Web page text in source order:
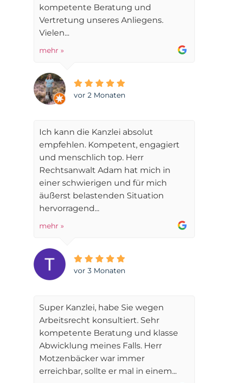
kompetente Beratung und
Vertretung unseres Anliegens.
Vielen...
mehr »
vor 2 Monaten
Ich kann die Kanzlei absolut
empfehlen. Kompetent, engagiert
und menschlich top. Herr
Rechtsanwalt Adam hat mich in
einer schwierigen und für mich
äußerst belastenden Situation
hervorragend...
mehr »
vor 3 Monaten
Super Kanzlei, habe Sie wegen
Arbeitsrecht konsultiert. Sehr
kompetente Beratung und klasse
Abwicklung meines Falls. Herr
Motzenbäcker war immer
erreichbar, sollte er mal in einem...